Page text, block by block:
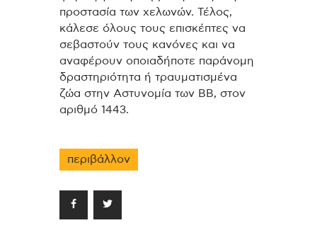
προστασία των χελωνών. Τέλος,
κάλεσε όλους τους επισκέπτες να
σεβαστούν τους κανόνες και να
αναφέρουν οποιαδήποτε παράνομη
δραστηριότητα ή τραυματισμένα
ζώα στην Αστυνομία των ΒΒ, στον
αριθμό 1443.
περιβάλλον